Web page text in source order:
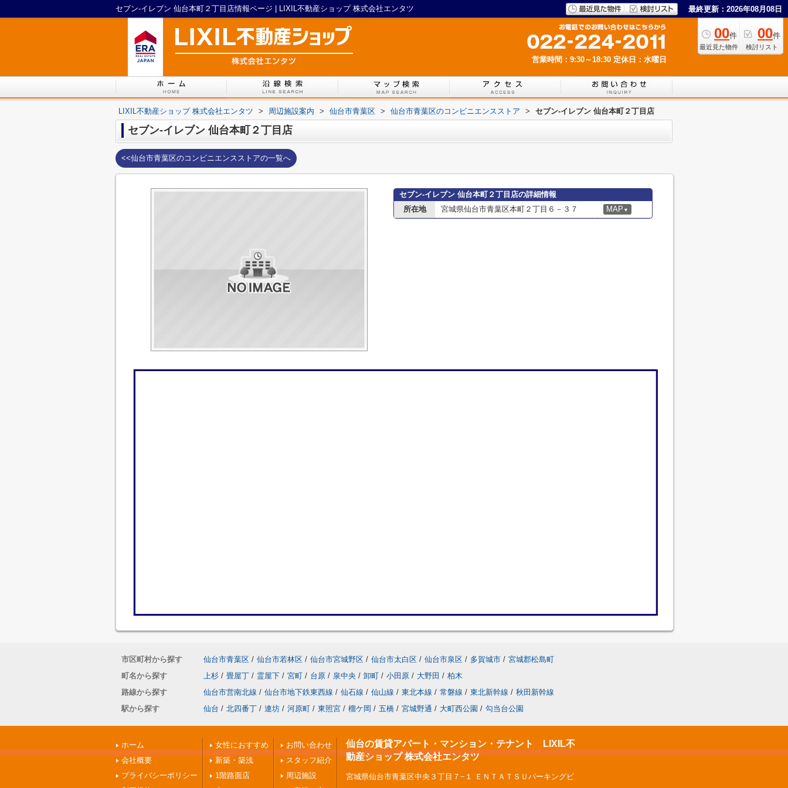
セブン‐イレブン 仙台本町２丁目店情報ページ | LIXIL不動産ショップ 株式会社エンタツ 最終更新：2026年08月08日
00件
最近見た物件
00件
検討リスト
営業時間：9:30～18:30 定休日：水曜日
LIXIL不動産ショップ 株式会社エンタツ > 周辺施設案内 > 仙台市青葉区 > 仙台市青葉区のコンビニエンスストア > セブン‐イレブン 仙台本町２丁目店
セブン‐イレブン 仙台本町２丁目店
<<仙台市青葉区のコンビニエンスストアの一覧へ
セブン‐イレブン 仙台本町２丁目店の詳細情報
所在地
宮城県仙台市青葉区本町２丁目６－３７ MAP ▼
市区町村から探す 仙台市青葉区 / 仙台市若林区 / 仙台市宮城野区 / 仙台市太白区 / 仙台市泉区 / 多賀城市 / 宮城郡松島町
町名から探す
上杉 / 畳屋丁 / 霊屋下 / 宮町 / 台原 / 泉中央 / 卸町 / 小田原 / 大野田 / 柏木
路線から探す
仙台市営南北線 / 仙台市地下鉄東西線 / 仙石線 / 仙山線 / 東北本線 / 常磐線 / 東北新幹線 / 秋田新幹線
駅から探す
仙台 / 北四番丁 / 連坊 / 河原町 / 東照宮 / 榴ケ岡 / 五橋 / 宮城野通 / 大町西公園 / 勾当台公園
ホーム
会社概要
プライバシーポリシー
女性におすすめ
新築・築浅
1階路面店
お問い合わせ
スタッフ紹介
周辺施設
仙台の賃貸アパート・マンション・テナント LIXIL不
動産ショップ 株式会社エンタツ
宮城県仙台市青葉区中央３丁目７−１ ＥＮＴＡＴＳＵパーキングビ